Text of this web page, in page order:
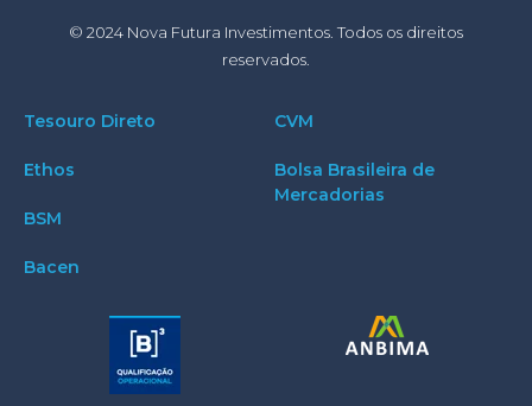
© 2024 Nova Futura Investimentos. Todos os direitos
reservados.
Tesouro Direto
Ethos
BSM
Bacen
CVM
Bolsa Brasileira de
Mercadorias